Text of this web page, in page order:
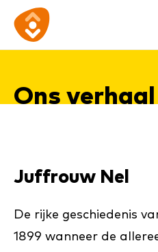
direct
content
direct
footer
Ga
naar
homepagina
Ons ver­haal
Juffrouw Nel
De rijke geschiedenis
1899 wanneer de